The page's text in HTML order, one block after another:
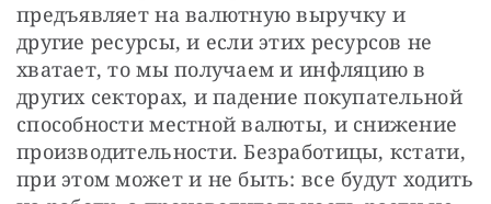
предъявляет на валютную выручку и
другие ресурсы, и если этих ресурсов не
хватает, то мы получаем и инфляцию в
других секторах, и падение покупательной
способности местной валюты, и снижение
производительности. Безработицы, кстати,
при этом может и не быть: все будут ходить